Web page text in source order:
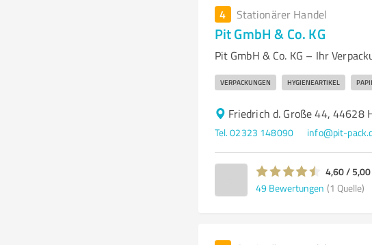
4 Stationärer Handel
Pit GmbH & Co. KG
Pit GmbH & Co. KG – Ihr
VERPACKUNGEN HYGIENEARTIKEL
Friedrich d. Große 44, 44628
Tel. 02323 148090 info@pit-
4,60 / 5,00
49 Bewertungen (1 Quelle)